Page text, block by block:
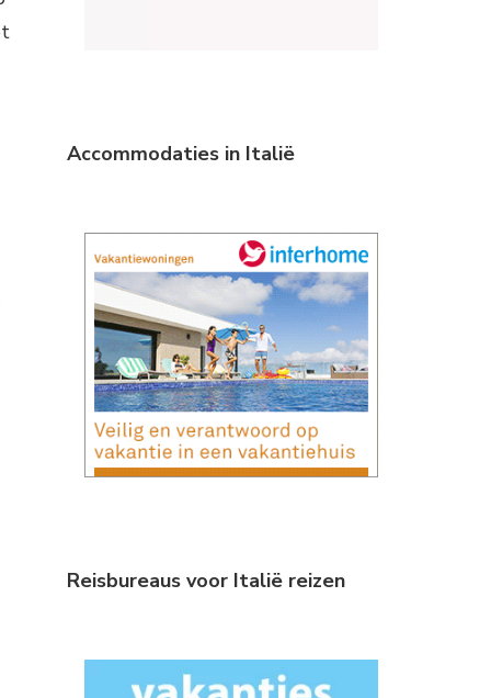
Accommodaties in Italië
Reisbureaus voor Italië reizen